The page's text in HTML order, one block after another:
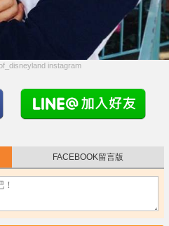
instagram
FACEBOOK留言版